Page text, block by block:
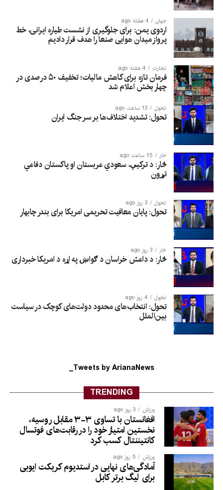
جهان 4 هفته ago
اردوی یمن: برای جلوگیری از نشست طیاره ایرانی، خط
پرواز میدان هوایی صنعا را هدف قرار دادیم
تجارت 4 هفته ago
فرمان تازه برای کاهش مالیات؛ تخفیف ۵۰ درصدی در
چهار بخش اعلام شد
تحول 13 ساعت ago
تحول: تشدید اختلاف‌ها بر سر جنگ ایران
څار 15 ساعت ago
څار: د ترکیې، سعودي عربستان او پاکستان دفاعي
تړون
تحول 3 روز ago
تحول: پایان معافیت تحریمی امریکا برای بندر چابهار
څار 3 روز ago
څار: د داعش خراسان د ګواښ په اړه د امریکا خبرداری
تحول 4 روز ago
تحول: انتخاب‌های محدود دولت‌های کوچک در سیاست
بین‌الملل
Tweets by ArianaNews_
TRENDING
ورزش 3 روز ago
افغانستان با تساوی ۳-۳ مقابل روسیه،
نخستین امتیاز خود را در رقابت‌های فوتسال
کانتیننتال کسب کرد
ورزش 5 روز ago
آمادگی‌های نهایی در استدیوم کریکت ایوبی
برای لیگ برتر کابل